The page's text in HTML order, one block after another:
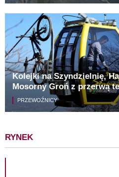
Kolejki na Szyndzielnię,
Mosorny Groń z przerwą
PRZEWOŹNICY
RYNEK